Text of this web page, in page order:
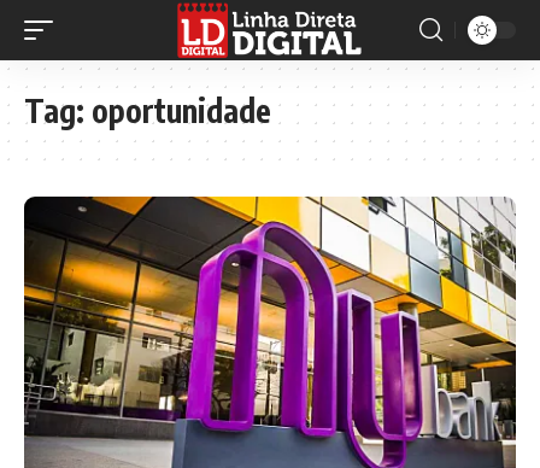
Tag: oportunidade